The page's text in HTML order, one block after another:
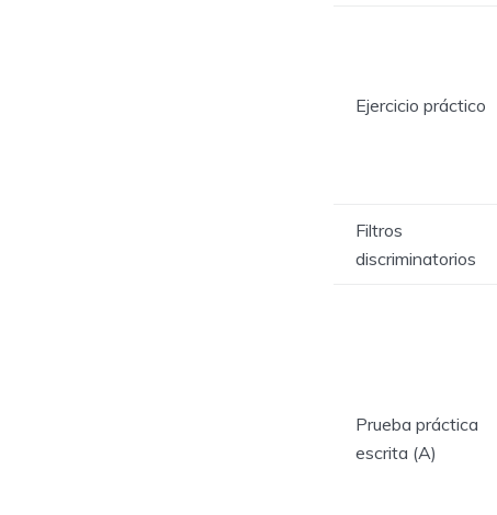
Ejercicio práctico
Filtros
discriminatorios
Prueba práctica
escrita (A)